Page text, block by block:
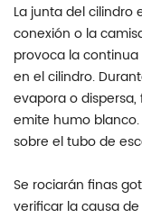
La junta del cilindro
conexión o la
provoca la
en el cilindro.
evapora o
emite humo
sobre el tubo de
Se rociarán finas
verificar la causa